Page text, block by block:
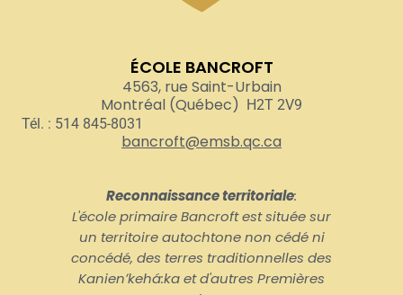
ÉCOLE BANCROFT
4563, rue Saint-Urbain
Montréal (Québec)
H2T 2V9
Tél. : 514 845-8031
bancroft@emsb.qc.ca
Reconnaissance territoriale:
L'école primaire Bancroft est située sur
un territoire autochtone non cédé ni
concédé, des terres traditionnelles des
Kanienʼkehá:ka et d'autres Premières